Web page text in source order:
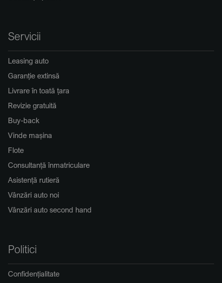
Servicii
Leasing auto
Garanție extinsă
Livrare în toată țara
Revizie gratuită
Buy-back
Vinde mașina
Flote
Consultanță înmatriculare
Asistență rutieră
Vânzări auto noi
Vânzări auto second hand
Politici
Confidențialitate